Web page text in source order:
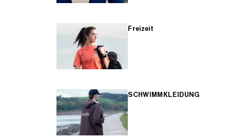
Freizeit
SCHWIMMKLEIDUNG